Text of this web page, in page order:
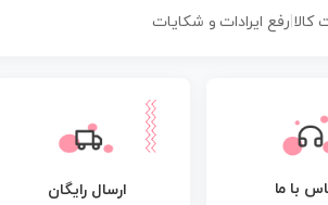
رفع ایرادات و شکایات
با ما ارسال رایگان